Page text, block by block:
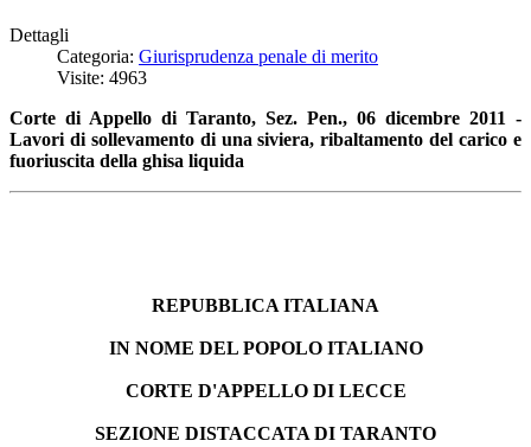
Dettagli
Categoria: Giurisprudenza penale di merito
Visite: 4963
Corte di Appello di Taranto, Sez. Pen., 06 dicembre 2011 -
Lavori di sollevamento di una siviera, ribaltamento del carico e
fuoriuscita della ghisa liquida
REPUBBLICA ITALIANA
IN NOME DEL POPOLO ITALIANO
CORTE D'APPELLO DI LECCE
SEZIONE DISTACCATA DI TARANTO